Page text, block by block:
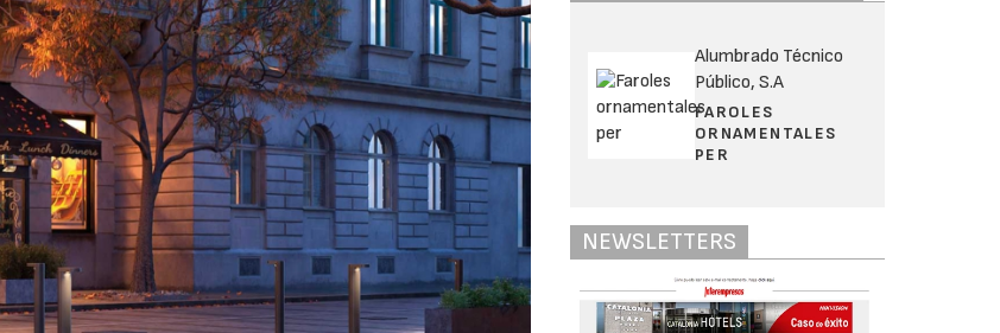
Alumbrado Técnico
Público, S.A
FAROLES
ORNAMENTALES
PER
NEWSLETTERS